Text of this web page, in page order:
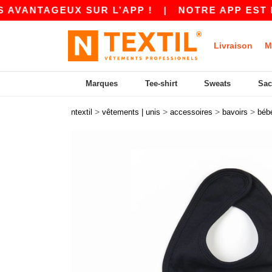
SUR L’APP !| NOTRE APP EST EN
Livraison
Marques Tee-shirt Sweats
ntextil > vêtements | unis > accessoires > bavoirs >